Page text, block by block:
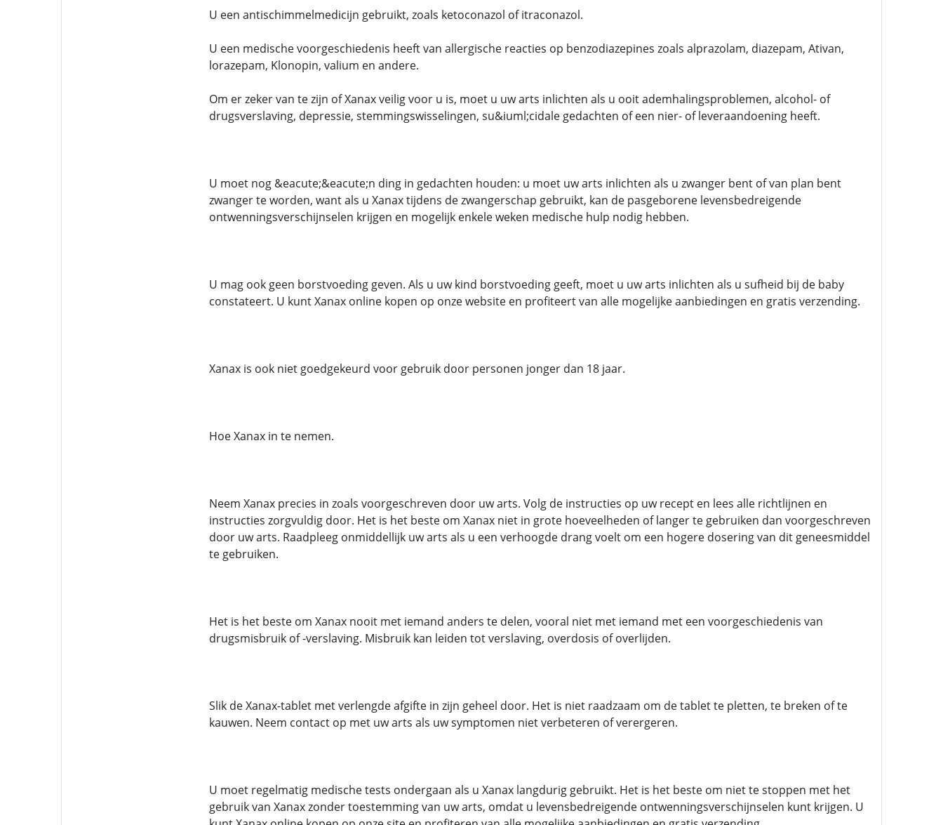
U een antischimmelmedicijn gebruikt, zoals ketoconazol of itraconazol.
U een medische voorgeschiedenis heeft van allergische reacties op benzodiazepines zoals alprazolam, diazepam, Ativan,
lorazepam, Klonopin, valium en andere.
Om er zeker van te zijn of Xanax veilig voor u is, moet u uw arts inlichten als u ooit ademhalingsproblemen, alcohol- of
drugsverslaving, depressie, stemmingswisselingen, su&iuml;cidale gedachten of een nier- of leveraandoening heeft.
U moet nog &eacute;&eacute;n ding in gedachten houden: u moet uw arts inlichten als u zwanger bent of van plan bent
zwanger te worden, want als u Xanax tijdens de zwangerschap gebruikt, kan de pasgeborene levensbedreigende
ontwenningsverschijnselen krijgen en mogelijk enkele weken medische hulp nodig hebben.
U mag ook geen borstvoeding geven. Als u uw kind borstvoeding geeft, moet u uw arts inlichten als u sufheid bij de baby
constateert. U kunt Xanax online kopen op onze website en profiteert van alle mogelijke aanbiedingen en gratis verzending.
Xanax is ook niet goedgekeurd voor gebruik door personen jonger dan 18 jaar.
Hoe Xanax in te nemen.
Neem Xanax precies in zoals voorgeschreven door uw arts. Volg de instructies op uw recept en lees alle richtlijnen en
instructies zorgvuldig door. Het is het beste om Xanax niet in grote hoeveelheden of langer te gebruiken dan voorgeschreven
door uw arts. Raadpleeg onmiddellijk uw arts als u een verhoogde drang voelt om een ​​hogere dosering van dit geneesmiddel
te gebruiken.
Het is het beste om Xanax nooit met iemand anders te delen, vooral niet met iemand met een voorgeschiedenis van
drugsmisbruik of -verslaving. Misbruik kan leiden tot verslaving, overdosis of overlijden.
Slik de Xanax-tablet met verlengde afgifte in zijn geheel door. Het is niet raadzaam om de tablet te pletten, te breken of te
kauwen. Neem contact op met uw arts als uw symptomen niet verbeteren of verergeren.
U moet regelmatig medische tests ondergaan als u Xanax langdurig gebruikt. Het is het beste om niet te stoppen met het
gebruik van Xanax zonder toestemming van uw arts, omdat u levensbedreigende ontwenningsverschijnselen kunt krijgen. U